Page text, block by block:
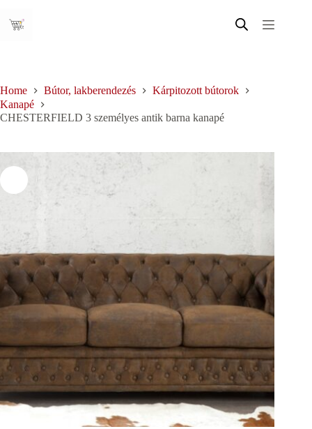
content
Home Bútor, lakberendezés
Kárpitozott bútorok
Kanapé
CHESTERFIELD 3 személyes antik barna kanapé